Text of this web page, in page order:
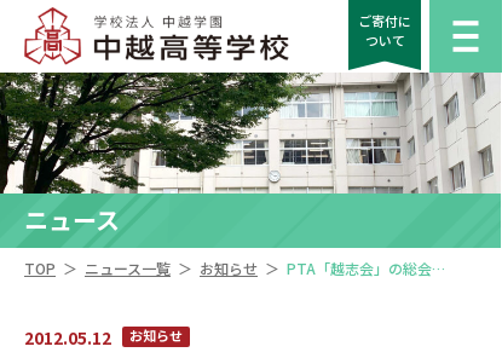
ご寄付に
ついて
ニュース
TOP ＞ ニュース一覧 ＞ お知らせ ＞ PTA「越志会」の総会が開催されました。
2012.05.12 お知らせ